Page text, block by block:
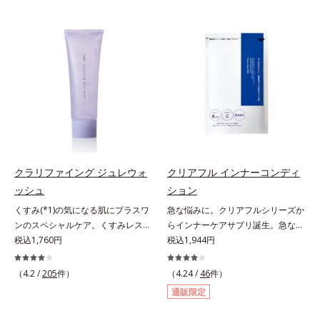
ありません。
る小ジワをカバーしてハリ肌に整え
る高機能化粧下地毛穴や小ジワの凹
凸をつるんとなめらかに(*1)。スキ
ンケア発想の化粧下地です。保湿成
分が肌全層(*2)に働きかけて、肌の
クリームのようにぴたっと密着。乾
燥による小ジワを目立たなく(*1)
す。むやみに隠すのではなくふわり
アのW効果で軽やかな美肌を印象づ
けます。紫外線吸収剤フリーなのに
高SPF値、さらにスキンプロテクト
複合成分(*3)が、ブルーライト、紫
外線、大気中の微粒子汚れなどの外
的ダメージから肌表面をガードしま
であること(*2)を業界で初めて発見
と保湿成分を新たに配合。これまで
の乾燥・テカリへのケアはそのまま
に、肌荒れ・ニキビ予防など“今”の
肌悩みに応え、“未来”を見据えて好
印象の鍵となるハリ・ツヤへもアプ
アイテム同士をなじみやすくする
8アイテム分の機能を3ステップに集
約し、よりシンプルなお手入れで、
ハリ・ツヤのある好印象な清潔透明
肌(*1)へ導きます。*1 うるおいによ
る透明感のある肌*2 男性の顔画像
を用いた印象評価において、基準画
像に対して、頬全体に輝度分布がな
クラリファイング ジュレウォ
ッシュ
くすみ(*1)の気になる肌にプラスワ
ンのスペシャルケア。くすみレスの
輝くような素肌へ。肌表面の余分な
角層を落として、くすみ(*1)レスな
輝くような素肌へ整える(*2)スペシ
税込1,760円
（4.2 /205件）
クリアフル インナーコンディ
ション
急な悩みに。クリアフルシリーズか
らインナーケアサプリ誕生。急な悩
みに。ケアに行き詰まったすべての
女性に送る、「クリアフルシリー
ズ」のオールインワンサプリメント
です。ビタミンB1とB2を配合。ビ
タミンB6とビタミンCは、タイムリ
税込1,944円
（4.24 / 46件）
通販限定